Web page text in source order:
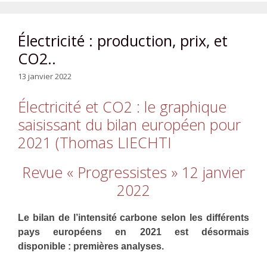
Électricité : production, prix, et
CO2..
13 janvier 2022
Électricité et CO2 : le graphique
saisissant du bilan européen pour
2021 (Thomas LIECHTI
Revue « Progressistes » 12 janvier
2022
Le bilan de l’intensité carbone selon les différents
pays européens en 2021 est désormais
disponible : premières analyses.